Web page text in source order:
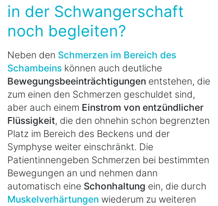
in der Schwangerschaft
noch begleiten?
Neben den Schmerzen im Bereich des
Schambeins können auch deutliche
Bewegungsbeeinträchtigungen entstehen, die
zum einen den Schmerzen geschuldet sind,
aber auch einem Einstrom von entzündlicher
Flüssigkeit, die den ohnehin schon begrenzten
Platz im Bereich des Beckens und der
Symphyse weiter einschränkt. Die
Patientinnengeben Schmerzen bei bestimmten
Bewegungen an und nehmen dann
automatisch eine Schonhaltung ein, die durch
Muskelverhärtungen wiederum zu weiteren